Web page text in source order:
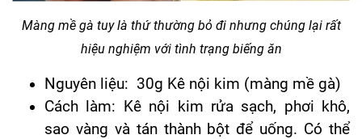
Màng mề gà tuy là thứ thường bỏ đi nhưng chúng lại rất
hiệu nghiệm với tình trạng biếng ăn
Nguyên liệu: 30g Kê nội kim (màng mề gà)
Cách làm: Kê nội kim rửa sạch, phơi khô,
sao vàng và tán thành bột để uống. Có thể